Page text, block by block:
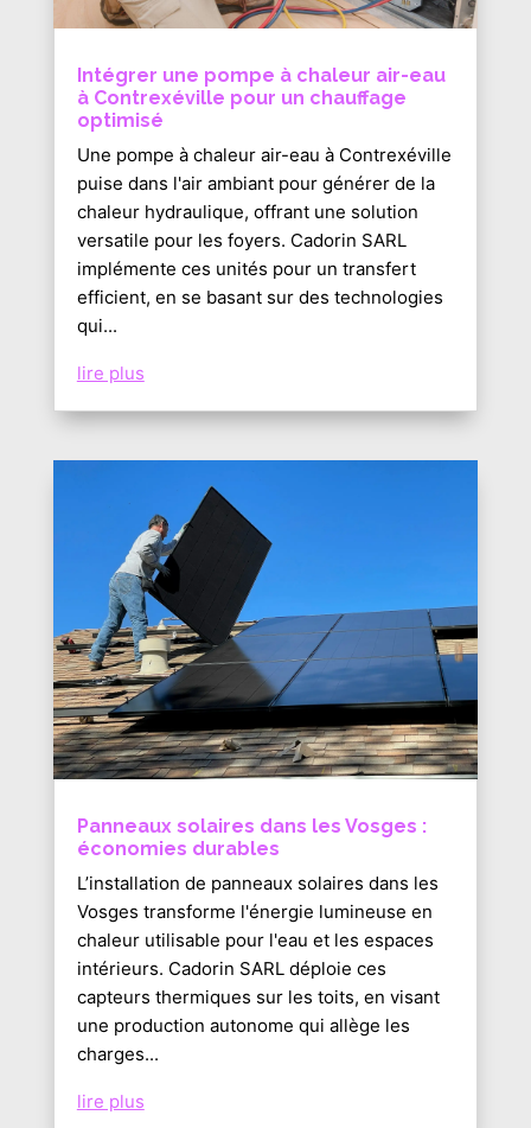
Intégrer une pompe à chaleur air-eau
à Contrexéville pour un chauffage
optimisé
Une pompe à chaleur air-eau à Contrexéville
puise dans l'air ambiant pour générer de la
chaleur hydraulique, offrant une solution
versatile pour les foyers. Cadorin SARL
implémente ces unités pour un transfert
efficient, en se basant sur des technologies
qui...
lire plus
Panneaux solaires dans les Vosges :
économies durables
L’installation de panneaux solaires dans les
Vosges transforme l'énergie lumineuse en
chaleur utilisable pour l'eau et les espaces
intérieurs. Cadorin SARL déploie ces
capteurs thermiques sur les toits, en visant
une production autonome qui allège les
charges...
lire plus